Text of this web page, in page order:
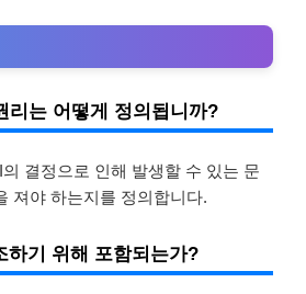
리는 어떻게 정의됩니까?
결정으로 인해 발생할 수 있는 문
져야 하는지를 정의합니다.
하기 위해 포함되는가?